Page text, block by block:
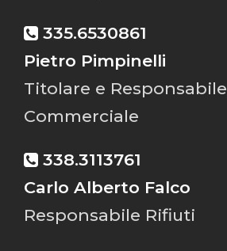
335.6530861
Pietro Pimpinelli
Titolare e Responsabile
Commerciale
338.3113761
Carlo Alberto Falco
Responsabile Rifiuti